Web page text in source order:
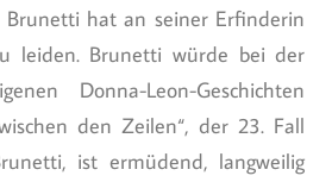
Brunetti hat an seiner Erfinderin
leiden. Brunetti würde bei der
Donna-Leon-Geschichten
den Zeilen“, der 23. Fall
ist ermüdend, langweilig